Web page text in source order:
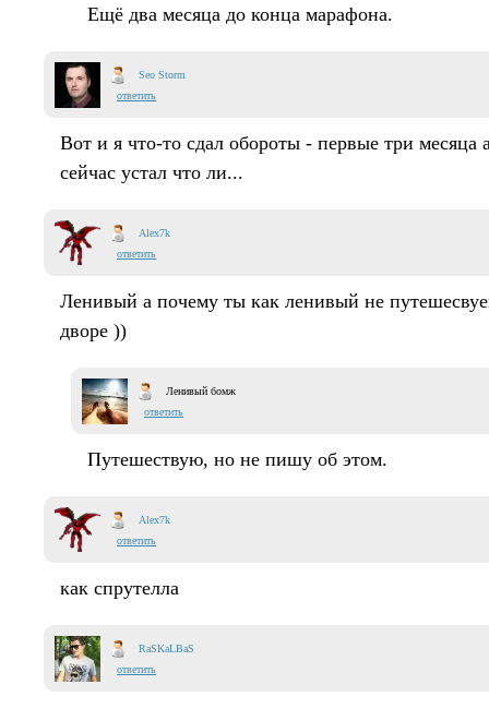
Ещё два месяца до конца марафона.
Seo Storm
ответить
Вот и я что-то сдал обороты - первые три месяца
сейчас устал что ли...
Alex7k
ответить
Ленивый а почему ты как ленивый не
дворе ))
Ленивый бомж
ответить
Путешествую, но не пишу об этом.
Alex7k
ответить
как спрутелла
RaSKaLBaS
ответить